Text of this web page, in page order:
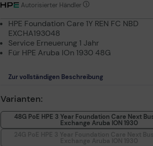
Autorisierter Händler
HPE Foundation Care 1Y REN FC NBD
EXCHA193048
Service Erneuerung 1 Jahr
Für HPE Aruba IOn 1930 48G
Zur vollständigen Beschreibung
Varianten:
48G PoE HPE 3 Year Foundation Care Next
Exchange Aruba ION 1930